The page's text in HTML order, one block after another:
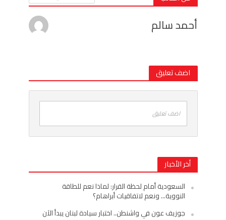
أحمد سالم
اضف تعليق
اضف تعليق
أخر الأخبار
السعودية أمام لحظة القرار: لماذا نعم للطاقة
النووية… ونعم لاتفاقيات أبراهام؟
جوزيف عون في واشنطن.. اختبار سيادة لبنان يبدأ الآن